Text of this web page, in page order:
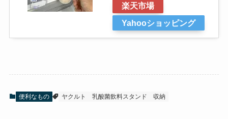
楽天市場
Yahooショッピング
便利なもの ヤクルト 乳酸菌飲料スタンド 収納